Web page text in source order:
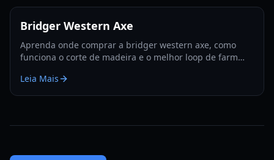
Bridger Western Axe
Aprenda onde comprar a bridger western axe, como
funciona o corte de madeira e o melhor loop de farm
Leia Mais